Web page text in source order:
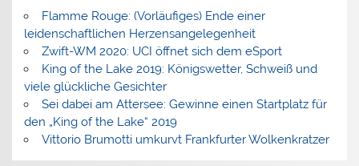
Flamme Rouge: (Vorläufiges) Ende einer
leidenschaftlichen Herzensangelegenheit
Zwift-WM 2020: UCI öffnet sich dem eSport
King of the Lake 2019: Königswetter, Schweiß und
viele glückliche Gesichter
Sei dabei am Attersee: Gewinne einen Startplatz für
den „King of the Lake“ 2019
Vittorio Brumotti umkurvt Frankfurter Wolkenkratzer